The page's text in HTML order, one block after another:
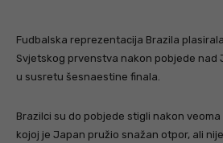
Fudbalska reprezentacija Brazila
Svjetskog prvenstva nakon pobjede nad
u susretu šesnaestine finala.
Brazilci su do pobjede stigli nakon
kojoj je Japan pružio snažan otpor, ali